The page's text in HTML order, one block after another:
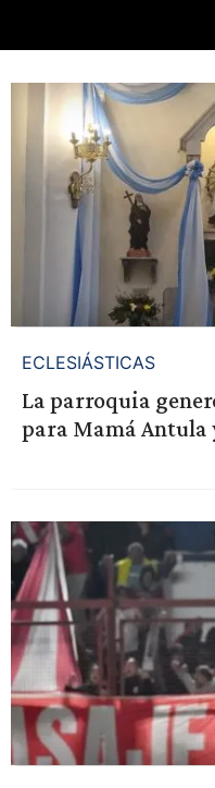
ECLESIÁSTICAS
La parroquia
para Mamá Antula